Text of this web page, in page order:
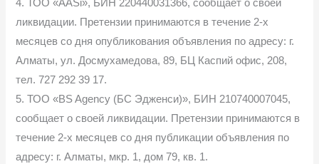
4. ТОО «AASi», БИН 220440031366, сообщает о своей
ликвидации. Претензии принимаются в течение 2-х
месяцев со дня опубликования объявления по адресу: г.
Алматы, ул. Досмухамедова, 89, БЦ Каспий офис, 208,
тел. 727 292 39 17.
5. ТОО «BS Agency (БС Эдженси)», БИН 210740007045,
сообщает о своей ликвидации. Претензии принимаются в
течение 2-х месяцев со дня публикации объявления по
адресу: г. Алматы, мкр. 1, дом 79, кв. 1.